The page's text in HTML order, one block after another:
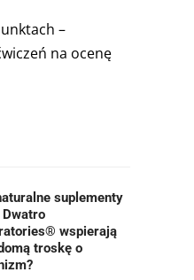
–
na ocenę
suplementy
wspierają
troskę o